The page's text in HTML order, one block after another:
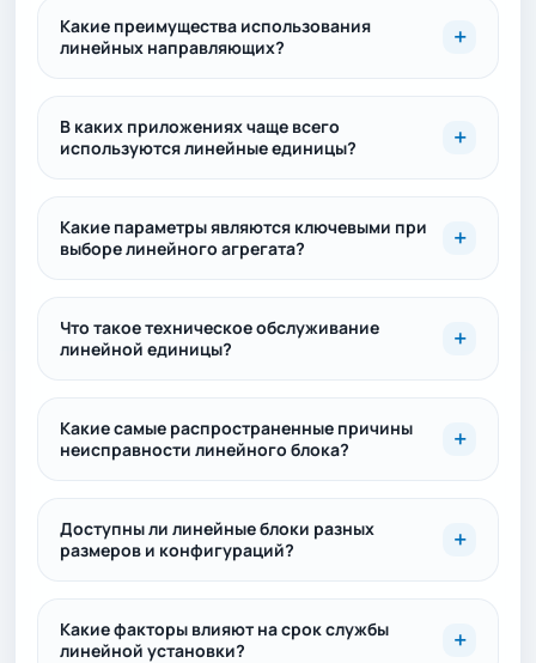
Какие преимущества использования
линейных направляющих?
В каких приложениях чаще всего
используются линейные единицы?
Какие параметры являются ключевыми при
выборе линейного агрегата?
Что такое техническое обслуживание
линейной единицы?
Какие самые распространенные причины
неисправности линейного блока?
Доступны ли линейные блоки разных
размеров и конфигураций?
Какие факторы влияют на срок службы
линейной установки?